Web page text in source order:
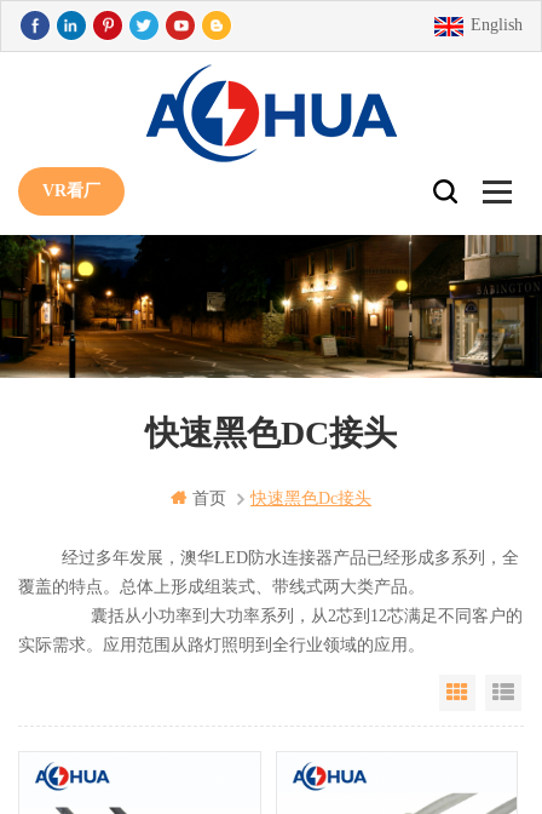
English
VR看厂
快速黑色DC接头
首页 快速黑色dc接头
经过多年发展，澳华LED防水连接器产品已经形成多系列，全
覆盖的特点。总体上形成组装式、带线式两大类产品。
囊括从小功率到大功率系列，从2芯到12芯满足不同客户的
实际需求。应用范围从路灯照明到全行业领域的应用。
Grid